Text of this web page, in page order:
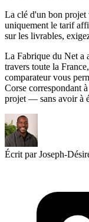
La clé d'un bon
uniquement le tarif
sur les livrables,
La Fabrique du Net a
travers toute la
comparateur vous
Corse correspondant
projet — sans avoir à
Écrit par Joseph-